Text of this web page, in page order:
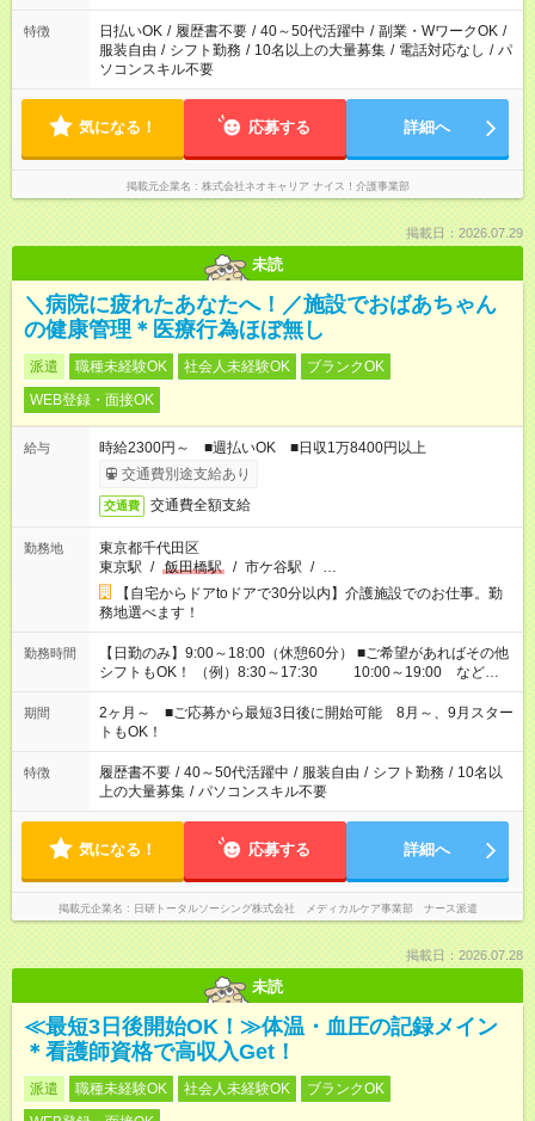
特徴 日払いOK / 履歴書不要 / 40～50代活躍中 / 副業・WワークOK /
服装自由 / シフト勤務 / 10名以上の大量募集 / 電話対応なし / パ
ソコンスキル不要
気になる！ 応募する 詳細へ
掲載元企業名 株式会社ネオキャリア ナイス！介護事業部
掲載日：2026.07.29
未読
＼病院に疲れたあなたへ！／施設でおばあちゃん
の健康管理＊医療行為ほぼ無し
派遣 職種未経験OK 社会人未経験OK
ブランクOK
WEB登録・面接OK
給与
時給2300円～ ■週払いOK ■日収1万8400円以上
交通費別途支給あり
交通費 交通費全額支給
勤務地
東京都千代田区
東京駅 / 飯田橋駅 / 市ケ谷駅 / …
【自宅からドアtoドアで30分以内】介護施設でのお仕事。勤
務地選べます！
勤務時間
【日勤のみ】9:00～18:00（休憩60分） ■ご希望があればその他
シフトもOK！ （例）8:30～17:30 10:00～19:00 など
「家族とお休みを合わせたい」 「できれば残業はしたくない」
など、あなたのご希望に沿ったお仕事をご紹介します！ ※Wワ
ーク希望の方へ 今ご覧のお仕事で希望する勤務時間と、もう1つ
のお仕事の勤務時間。 合計で週40時間を超える場合は応募でき
ません
期間
2ヶ月～ ■ご応募から最短3日後に開始可能 8月～、9月スター
トもOK！
特徴 履歴書不要 / 40～50代活躍中 / 服装自由 / シフト勤務 / 10名以
上の大量募集 / パソコンスキル不要
気になる！ 応募する 詳細へ
掲載元企業名 日研トータルソーシング株式会社 メディカルケア事業部 ナース派遣
掲載日：2026.07.28
未読
≪最短3日後開始OK！≫体温・血圧の記録メイン
＊看護師資格で高収入Get！
派遣 職種未経験OK 社会人未経験OK
ブランクOK